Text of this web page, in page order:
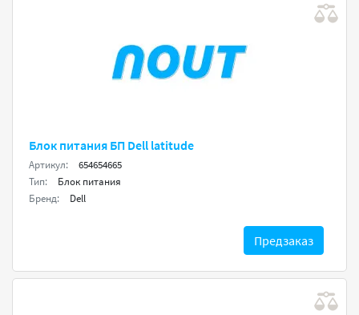
Блок питания БП Dell latitude
Артикул:
654654665
Тип:
Блок питания
Бренд:
Dell
Предзаказ